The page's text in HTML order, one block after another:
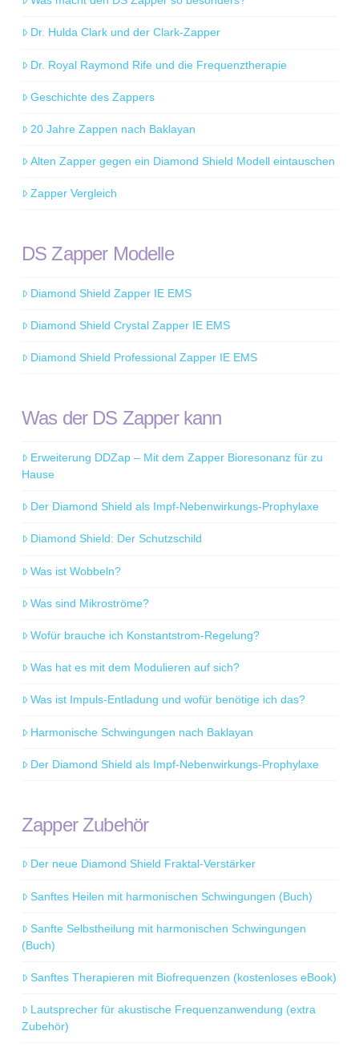
Dr. Hulda Clark und der Clark-Zapper
Dr. Royal Raymond Rife und die Frequenztherapie
Geschichte des Zappers
20 Jahre Zappen nach Baklayan
Alten Zapper gegen ein Diamond Shield Modell eintauschen
Zapper Vergleich
DS Zapper Modelle
Diamond Shield Zapper IE EMS
Diamond Shield Crystal Zapper IE EMS
Diamond Shield Professional Zapper IE EMS
Was der DS Zapper kann
Erweiterung DDZap – Mit dem Zapper Bioresonanz für zu
Hause
Der Diamond Shield als Impf-Nebenwirkungs-Prophylaxe
Diamond Shield: Der Schutzschild
Was ist Wobbeln?
Was sind Mikroströme?
Wofür brauche ich Konstantstrom-Regelung?
Was hat es mit dem Modulieren auf sich?
Was ist Impuls-Entladung und wofür benötige ich das?
Harmonische Schwingungen nach Baklayan
Der Diamond Shield als Impf-Nebenwirkungs-Prophylaxe
Zapper Zubehör
Der neue Diamond Shield Fraktal-Verstärker
Sanftes Heilen mit harmonischen Schwingungen (Buch)
Sanfte Selbstheilung mit harmonischen Schwingungen
(Buch)
Sanftes Therapieren mit Biofrequenzen (kostenloses eBook)
Lautsprecher für akustische Frequenzanwendung (extra
Zubehör)